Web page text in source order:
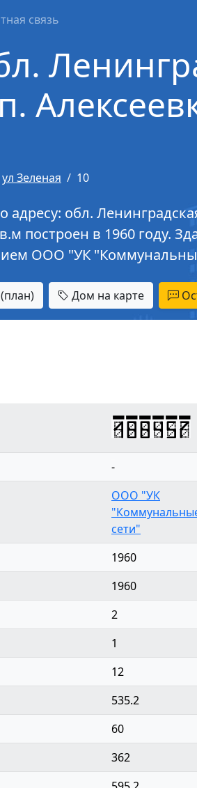
связь
ул Зеленая 10
обл.
построен в 1960 году.
ООО "УК
Дом на карте
188457
-
ООО "УК
сети"
1960
1960
2
1
12
535.2
60
362